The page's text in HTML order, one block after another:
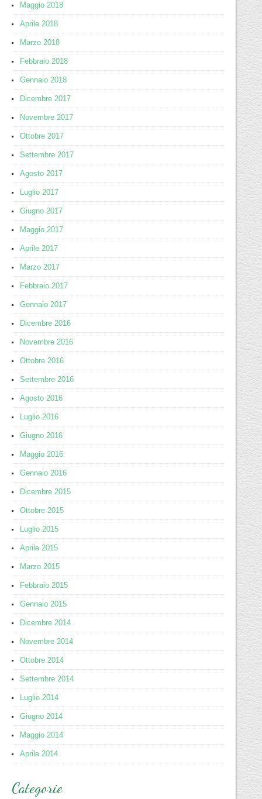
Maggio 2018
Aprile 2018
Marzo 2018
Febbraio 2018
Gennaio 2018
Dicembre 2017
Novembre 2017
Ottobre 2017
Settembre 2017
Agosto 2017
Luglio 2017
Giugno 2017
Maggio 2017
Aprile 2017
Marzo 2017
Febbraio 2017
Gennaio 2017
Dicembre 2016
Novembre 2016
Ottobre 2016
Settembre 2016
Agosto 2016
Luglio 2016
Giugno 2016
Maggio 2016
Gennaio 2016
Dicembre 2015
Ottobre 2015
Luglio 2015
Aprile 2015
Marzo 2015
Febbraio 2015
Gennaio 2015
Dicembre 2014
Novembre 2014
Ottobre 2014
Settembre 2014
Luglio 2014
Giugno 2014
Maggio 2014
Aprile 2014
Categorie